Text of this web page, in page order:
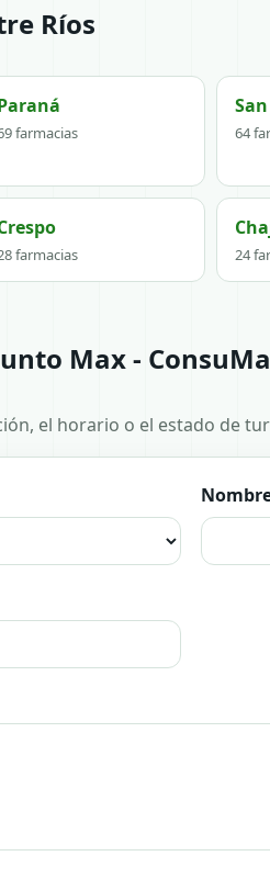
Ríos
farmacias 64
farmacias 24
Max -
el horario o el estado de